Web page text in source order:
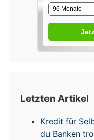
Letzten Artikel
Kredit für
du Banken